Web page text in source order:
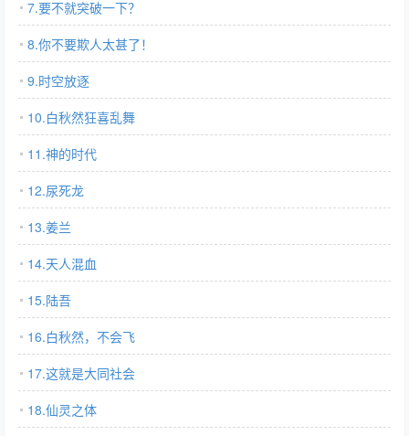
7.要不就突破一下？
8.你不要欺人太甚了！
9.时空放逐
10.白秋然狂喜乱舞
11.神的时代
12.尿死龙
13.姜兰
14.天人混血
15.陆吾
16.白秋然，不会飞
17.这就是大同社会
18.仙灵之体